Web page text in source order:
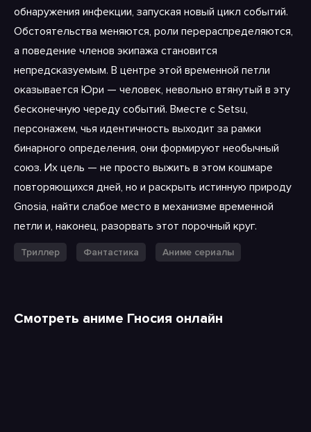
обнаружения инфекции, запуская новый цикл событий.
Обстоятельства меняются, роли перераспределяются,
а поведение членов экипажа становится
непредсказуемым. В центре этой временной петли
оказывается Юри — человек, невольно втянутый в эту
бесконечную череду событий. Вместе с Setsu,
персонажем, чья идентичность выходит за рамки
бинарного определения, они формируют необычный
союз. Их цель — не просто выжить в этом кошмаре
повторяющихся дней, но и раскрыть истинную природу
Gnosia, найти слабое место в механизме временной
петли и, наконец, разорвать этот порочный круг.
Триллер Фантастика Аниме сериалы
Смотреть аниме Гносия онлайн